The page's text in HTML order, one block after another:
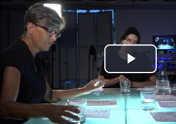
Play
Video